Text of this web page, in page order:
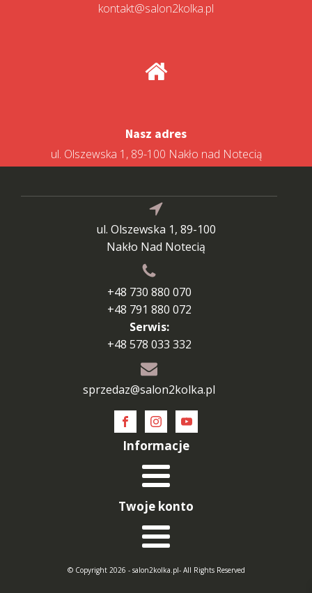
kontakt@salon2kolka.pl
Nasz adres
ul. Olszewska 1, 89-100 Nakło nad Notecią
ul. Olszewska 1, 89-100
Nakło Nad Notecią
+48 730 880 070
+48 791 880 072
Serwis:
+48 578 033 332
sprzedaz@salon2kolka.pl
Informacje
Twoje konto
© Copyright 2026 - salon2kolka.pl- All Rights Reserved